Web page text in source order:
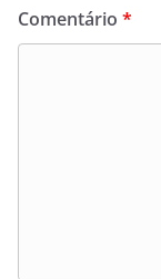
Comentário *